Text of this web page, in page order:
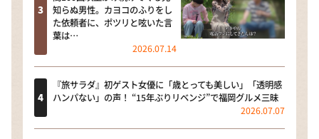
知らぬ男性。カヨコのふりをし
た依頼者に、ポツリと呟いた言
葉は…
2026.07.14
『旅サラダ』初ゲスト女優に「歳とっても美しい」「透明感
ハンパない」の声！ “15年ぶりリベンジ”で福岡グルメ三昧
2026.07.07